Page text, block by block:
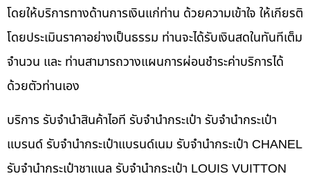
โดยให้บริการทางด้านการเงินแก่ท่าน ด้วยความเข้าใจ ให้เกียรติ
โดยประเมินราคาอย่างเป็นธรรม ท่านจะได้รับเงินสดในทันทีเต็ม
จำนวน และ ท่านสามารถวางแผนการผ่อนชำระค่าบริการได้
ด้วยตัวท่านเอง
บริการ รับจำนำสินค้าไอที รับจำนำกระเป๋า รับจำนำกระเป๋า
แบรนด์ รับจำนำกระเป๋าแบรนด์เนม รับจำนำกระเป๋า CHANEL
รับจำนำกระเป๋าชาแนล รับจำนำกระเป๋า LOUIS VUITTON